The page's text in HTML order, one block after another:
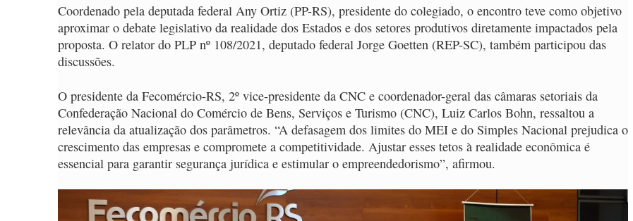
Coordenado pela deputada federal Any Ortiz (PP-RS), presidente do colegiado, o encontro teve como objetivo
aproximar o debate legislativo da realidade dos Estados e dos setores produtivos diretamente impactados pela
proposta. O relator do PLP nº 108/2021, deputado federal Jorge Goetten (REP-SC), também participou das
discussões.
O presidente da Fecomércio-RS, 2º vice-presidente da CNC e coordenador-geral das câmaras setoriais da
Confederação Nacional do Comércio de Bens, Serviços e Turismo (CNC), Luiz Carlos Bohn, ressaltou a
relevância da atualização dos parâmetros. “A defasagem dos limites do MEI e do Simples Nacional prejudica o
crescimento das empresas e compromete a competitividade. Ajustar esses tetos à realidade econômica é
essencial para garantir segurança jurídica e estimular o empreendedorismo”, afirmou.